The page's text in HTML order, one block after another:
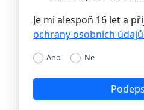
Je mi alespoň 16 let a
ochrany osobních
Ano Ne